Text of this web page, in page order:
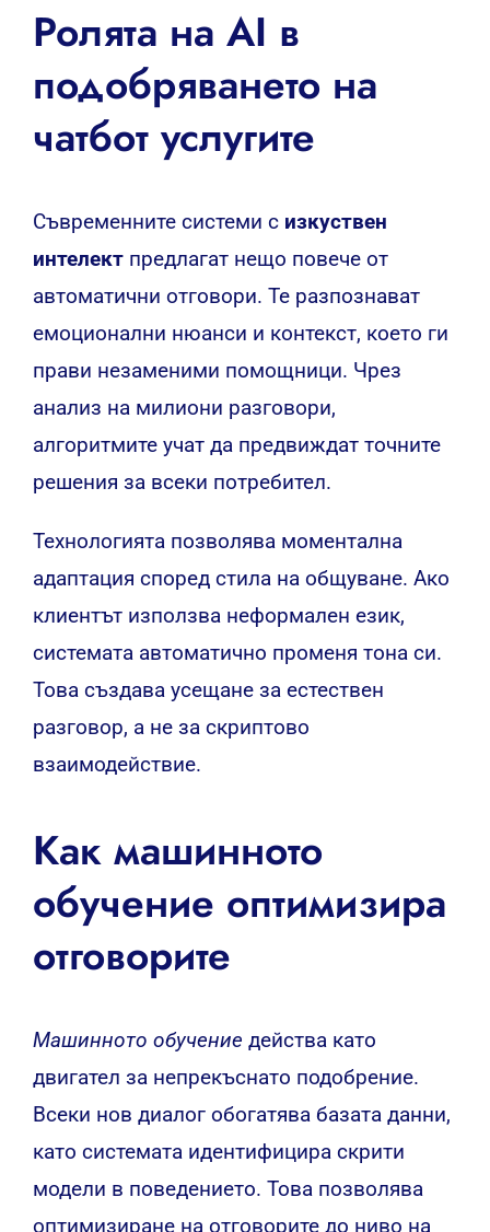
Ролята на AI в
подобряването на
чатбот услугите
Съвременните системи с изкуствен
интелект предлагат нещо повече от
автоматични отговори. Те разпознават
емоционални нюанси и контекст, което ги
прави незаменими помощници. Чрез
анализ на милиони разговори,
алгоритмите учат да предвиждат точните
решения за всеки потребител.
Технологията позволява моментална
адаптация според стила на общуване. Ако
клиентът използва неформален език,
системата автоматично променя тона си.
Това създава усещане за естествен
разговор, а не за скриптово
взаимодействие.
Как машинното
обучение оптимизира
отговорите
Машинното обучение действа като
двигател за непрекъснато подобрение.
Всеки нов диалог обогатява базата данни,
като системата идентифицира скрити
модели в поведението. Това позволява
оптимизиране на отговорите до ниво на